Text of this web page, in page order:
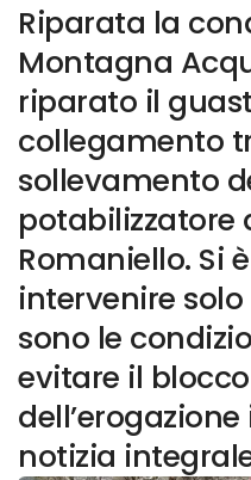
Riparata la
Montagna
riparato il
collegamento
sollevamento
potabilizzatore
Romaniello. Si
intervenire
sono le
evitare il
notizia